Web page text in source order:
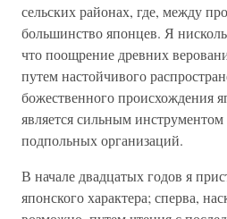
сельских районах, где, между
большинство японцев. Я
что поощрение древних
путем настойчивого
божественного происхождения
является сильным
подпольных организаций.
В начале двадцатых годов я
японского характера; сперва,